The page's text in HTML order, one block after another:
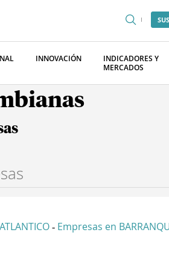
INNOVACIÓN
INDICADORES Y
MERCADOS
- Empresas en